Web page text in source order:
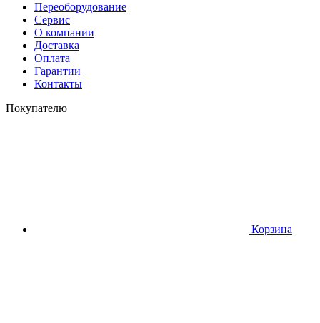
Переоборудование
Сервис
О компании
Доставка
Оплата
Гарантии
Контакты
Покупателю
Корзина